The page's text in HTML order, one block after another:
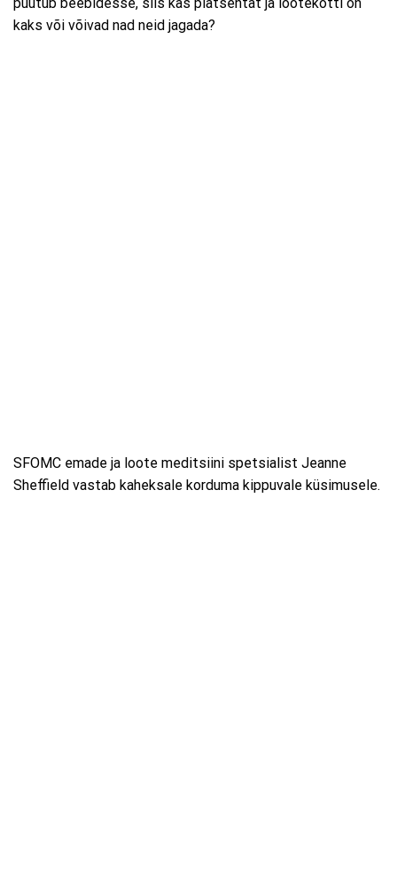
kaks või võivad nad neid jagada?
SFOMC emade ja loote meditsiini spetsialist Jeanne
Sheffield vastab kaheksale korduma kippuvale küsimusele.